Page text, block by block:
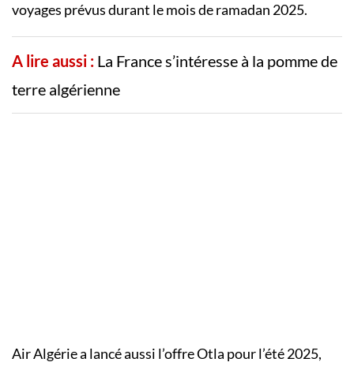
voyages prévus durant le mois de ramadan 2025.
A lire aussi : La France s’intéresse à la pomme de
terre algérienne
Air Algérie a lancé aussi l’offre Otla pour l’été 2025,